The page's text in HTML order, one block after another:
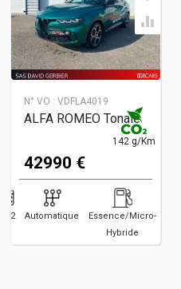
6500
N° VO : VDFLA4019
ALFA ROMEO Tonale
142 g/Km
42990 €
2022 Automatique
Essence/Micro-
Hybride